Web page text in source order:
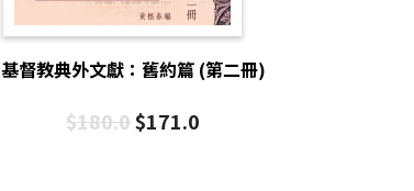
基督教典外文獻：舊約篇 (第二冊)
$180.0$171.0